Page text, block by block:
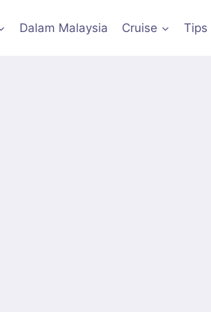
Dalam Malaysia Cruise Tips